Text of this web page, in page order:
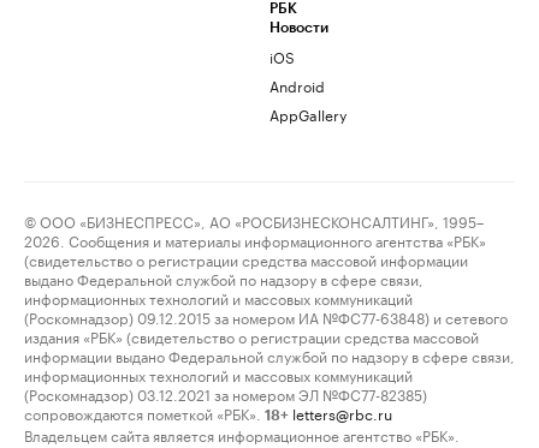
РБК
Новости
iOS
Android
AppGallery
© ООО «БИЗНЕСПРЕСС», АО «РОСБИЗНЕСКОНСАЛТИНГ», 1995–
2026. Сообщения и материалы информационного агентства «РБК»
(свидетельство о регистрации средства массовой информации
выдано Федеральной службой по надзору в сфере связи,
информационных технологий и массовых коммуникаций
(Роскомнадзор) 09.12.2015 за номером ИА №ФС77-63848) и сетевого
издания «РБК» (свидетельство о регистрации средства массовой
информации выдано Федеральной службой по надзору в сфере связи,
информационных технологий и массовых коммуникаций
(Роскомнадзор) 03.12.2021 за номером ЭЛ №ФС77-82385)
сопровождаются пометкой «РБК».
18+ letters@rbc.ru
Владельцем сайта является информационное агентство «РБК».